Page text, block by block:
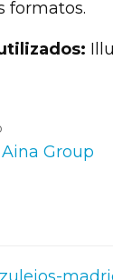
formatos.
Aina Group